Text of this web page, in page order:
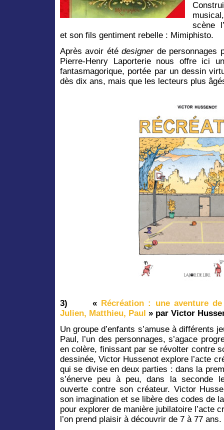
scène
et son fils gentiment rebelle : Mimiphisto.
Après avoir étédesignerde personnages
Pierre-Henry Laporterie nous offre ici
fantasmagorique, portée par un dessin
dès dix ans, mais que les lecteurs plus
3) « Récréation : une aventure
Julien, Matthieu, Paul » par Victor
Un groupe d’enfants s’amuse à différents
Paul, l’un des personnages, s’agace
en colère, finissant par se révolter contre
dessinée, Victor Hussenot explore l’acte
qui se divise en deux parties : dans la
s’énerve peu à peu, dans la seconde
ouverte contre son créateur. Victor
son imagination et se libère des codes de
pour explorer de manière jubilatoire l’acte
l’on prend plaisir à découvrir de 7 à 77 ans.